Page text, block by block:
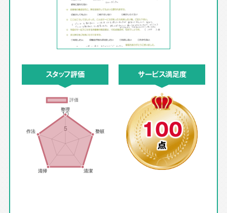
スタッフ評価 サービス満足度
100
点